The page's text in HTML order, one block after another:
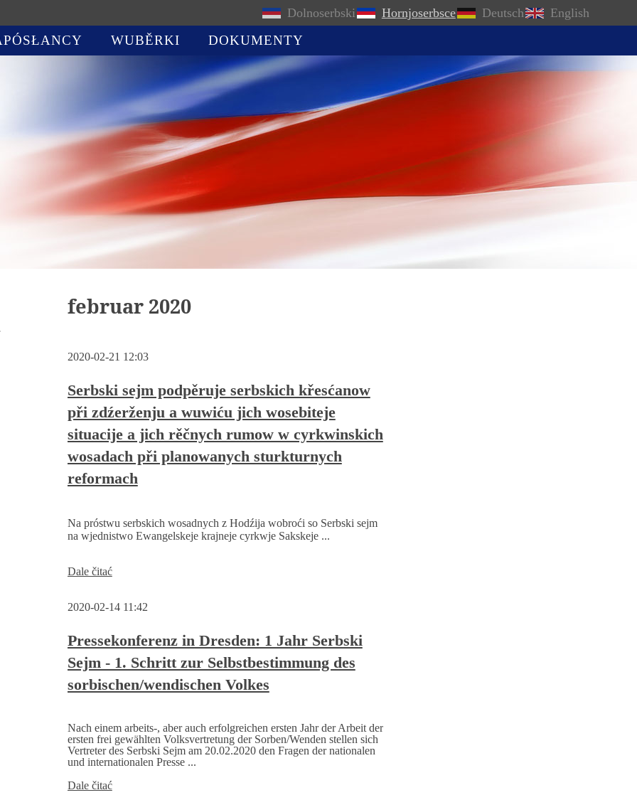
Dolnoserbski Hornjoserbsce Deutsch English
WUBĚRKI DOKUMENTY
februar 2020
2020-02-21 12:03
Serbski sejm podpěruje serbskich křesćanow
při zdźerženju a wuwiću jich wosebiteje
situacije a jich rěčnych rumow w cyrkwinskich
wosadach při planowanych sturkturnych
reformach
Na próstwu serbskich wosadnych z Hodźija wobroći so Serbski sejm
na wjednistwo Ewangelskeje krajneje cyrkwje Sakskeje ...
Dale čitaćSerbski
serbskich
při
zdźerženju
a
wuwiću
jich
a
jich
rěčnych
rumow
cyrkwinskich
2020-02-14 11:42
Pressekonferenz in Dresden: 1 Jahr Serbski
Sejm - 1. Schritt zur Selbstbestimmung des
sorbischen/wendischen Volkes
Nach einem arbeits-, aber auch erfolgreichen ersten Jahr der Arbeit der
ersten frei gewählten Volksvertretung der Sorben/Wenden stellen sich
Vertreter des Serbski Sejm am 20.02.2020 den Fragen der nationalen
und internationalen Presse ...
Dale čitaćPressekonferenz